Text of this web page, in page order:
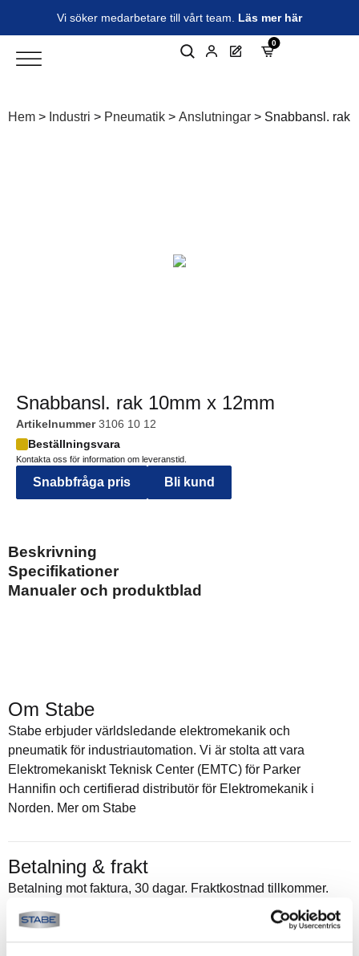
Vi söker medarbetare till vårt team. Läs mer här
0
Hem > Industri > Pneumatik > Anslutningar > Snabbansl. rak
Snabbansl. rak 10mm x 12mm
Artikelnummer3106 10 12
Beställningsvara
Kontakta oss för information om leveranstid.
Snabbfråga pris Bli kund
Beskrivning
Specifikationer
Manualer och produktblad
Om Stabe
Stabe erbjuder världsledande elektromekanik och
pneumatik för industriautomation. Vi är stolta att vara
Elektromekaniskt Teknisk Center (EMTC) för Parker
Hannifin och certifierad distributör för Elektromekanik i
Norden. Mer om Stabe
Betalning & frakt
Betalning mot faktura, 30 dagar. Fraktkostnad tillkommer.
Alla priser visas i SEK. Stabe innehar AAA-kreditvärdighet.
Köpvillkor